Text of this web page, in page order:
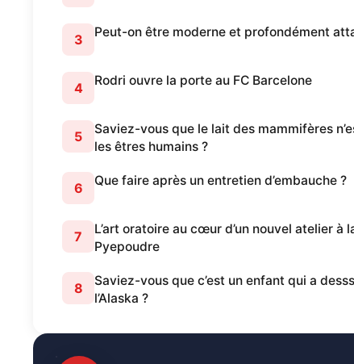
3 Peut-on être moderne et profondément
4 Rodri ouvre la porte au FC Barcelone
5
Saviez-vous que le lait des mammifères
les êtres humains ?
6 Que faire après un entretien d’embauche ?
7
L’art oratoire au cœur d’un nouvel atelier à
Pyepoudre
8
Saviez-vous que c’est un enfant qui a
l’Alaska ?